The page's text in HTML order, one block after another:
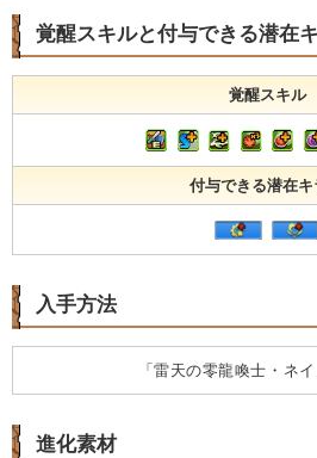
覚醒スキルと付与できる潜在
覚醒スキル
付与できる潜在キ
入手方法
「雷天の零龍喚士・ネ
進化素材